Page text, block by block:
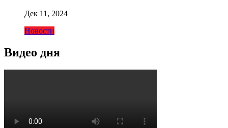
Дек 11, 2024
Новости
Видео дня